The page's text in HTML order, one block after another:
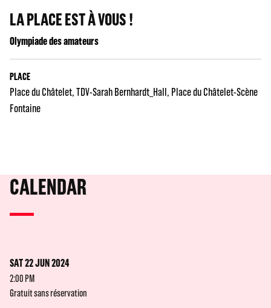
LA PLACE EST À VOUS !
Olympiade des amateurs
PLACE
Place du Châtelet TDV-Sarah Bernhardt_Hall Place du Châtelet-Scène
Fontaine
CALENDAR
SAT 22 JUN 2024
2:00 PM
Gratuit sans réservation